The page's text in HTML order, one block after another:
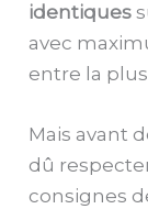
identiques
avec
entre la
Mais avant
dû
consignes